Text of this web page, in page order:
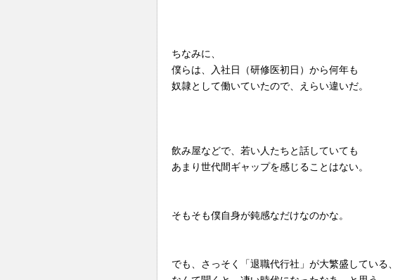
ちなみに、
僕らは、入社日（研修医初日）から何年も
奴隷として働いていたので、えらい違いだ。
飲み屋などで、若い人たちと話していても
あまり世代間ギャップを感じることはない。
そもそも僕自身が鈍感なだけなのかな。
でも、さっそく「退職代行社」が大繁盛している、